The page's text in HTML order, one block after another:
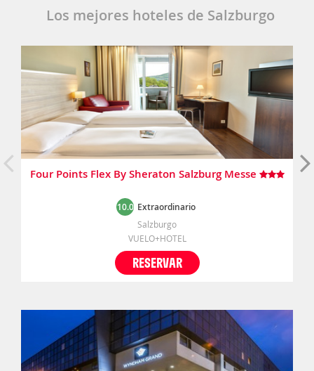
Los mejores hoteles de Salzburgo
Four Points Flex By Sheraton Salzburg Messe
10.0 Extraordinario
Salzburgo
VUELO+HOTEL
RESERVAR